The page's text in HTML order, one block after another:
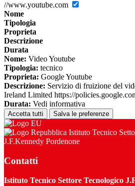
//www.youtube.com
Nome
Tipologia
Proprieta
Descrizione
Durata
Nome: Video Youtube
Tipologia: tecnico
Proprieta: Google Youtube
Descrizione: Servizio di fruizione del
Ireland Limited https://
Durata: Vedi informativa
Accetta tutti Salva le preferenze
Istituto Tecnico
J.F.Kennedy Pordenone
Contatti
Istituto Tecnico Settore Tecnologico